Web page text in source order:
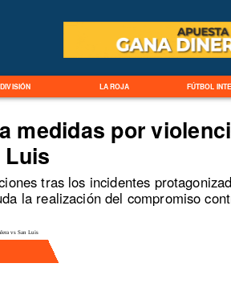
LA ROJA FÚTBOL
medidas por
Luis
tras los incidentes
la realización del compromiso